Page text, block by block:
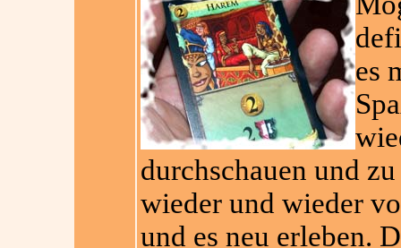
es
durchschauen und
wieder und wieder
und es neu erleben.